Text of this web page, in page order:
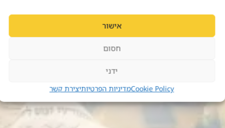
אישור
חסום
ידני
Cookie Policyמדיניות הפרטיותיצירת קשר